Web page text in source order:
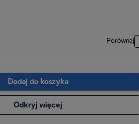
Porównaj
Dodaj do koszyka
Odkryj więcej